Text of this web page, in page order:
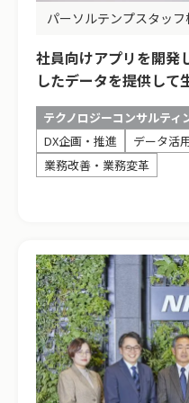
パーソルテンプスタッ
社員向けアプリを開
したデータを提供して
テクノロジーコンサルティ
DX企画・推進
データ活
業務改善・業務変革